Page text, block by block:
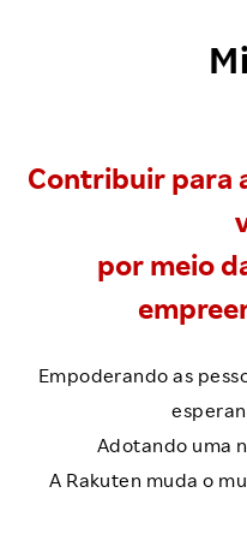
Contribuir para
por meio
Empoderando as
Adotando uma
A Rakuten muda o